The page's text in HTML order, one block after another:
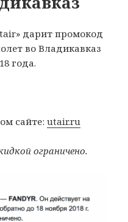
дарит промокод
во Владикавказ
года.
сайте:utair.ru
ограничено.